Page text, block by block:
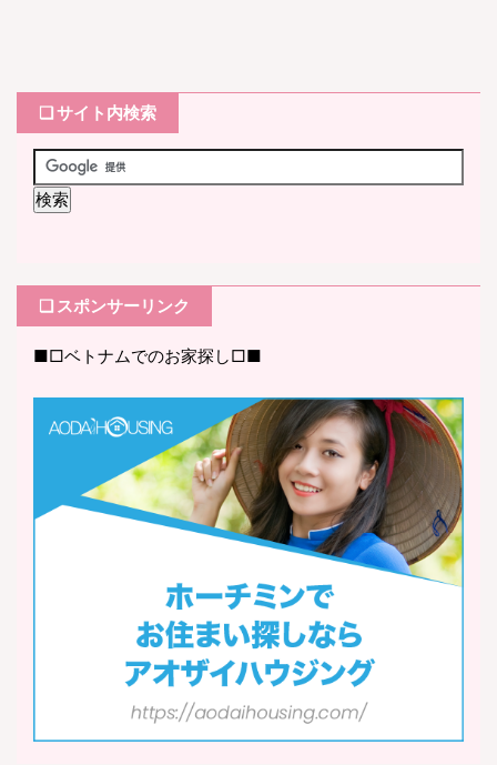
❏ サイト内検索
❏ スポンサーリンク
■□ベトナムでのお家探し□■